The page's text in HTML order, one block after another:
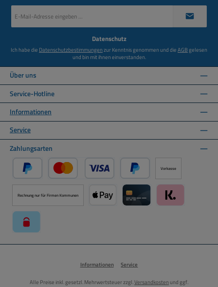
Mail-
Datenschutz
Ich habe die Datenschutzbestimmungenzur Kenntnis genommen und dieAGBgelesen
und bin mit ihnen einverstanden.
Über uns
Service-Hotline
Informationen
Service
Zahlungsarten
PayPal Kredit- oder Debitkarte über PayPal
Später Bezahlen über PayPal
Vorkasse
Rechnung nur für Firmen Kommunen
Informationen Service
Alle Preise inkl. gesetzl. Mehrwertsteuer zzgl.Versandkosten und ggf.